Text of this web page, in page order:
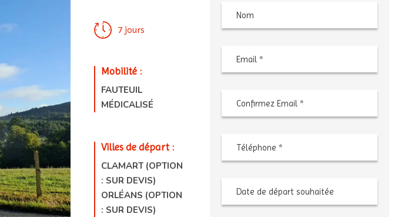
7 jours
Mobilité :
FAUTEUIL
MÉDICALISÉ
Villes de départ :
CLAMART (OPTION
: SUR DEVIS)
ORLÉANS (OPTION
: SUR DEVIS)
Nom
Saisissez
Confirmez
Téléphone
Date
départ
MM
AAAA